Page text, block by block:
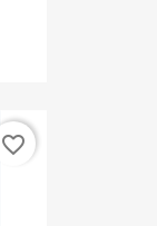
favorite_border